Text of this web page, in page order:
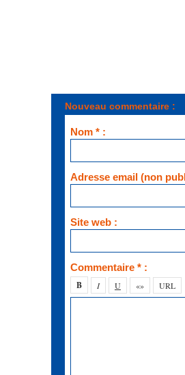
Nouveau commentaire :
Nom * :
Adresse email (non
Site web :
Commentaire * :